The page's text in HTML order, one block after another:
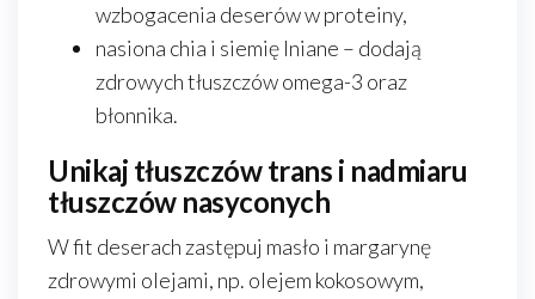
wzbogacenia deserów w proteiny,
nasiona chia i siemię lniane – dodają
zdrowych tłuszczów omega-3 oraz
błonnika.
Unikaj tłuszczów trans i nadmiaru
tłuszczów nasyconych
W fit deserach zastępuj masło i margarynę
zdrowymi olejami, np. olejem kokosowym,